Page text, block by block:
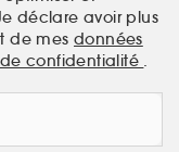
déclare avoir plus
de mes données
confidentialité .